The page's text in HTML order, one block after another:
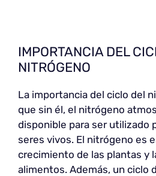
IMPORTANCIA DEL
NITRÓGENO
La importancia del ciclo del
que sin él, el nitrógeno
disponible para ser utilizado
seres vivos. El nitrógeno es
crecimiento de las plantas y
alimentos. Además, un ciclo